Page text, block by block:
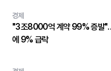
경제
"3조8000억 계약 99% 증발"…
에 9% 급락